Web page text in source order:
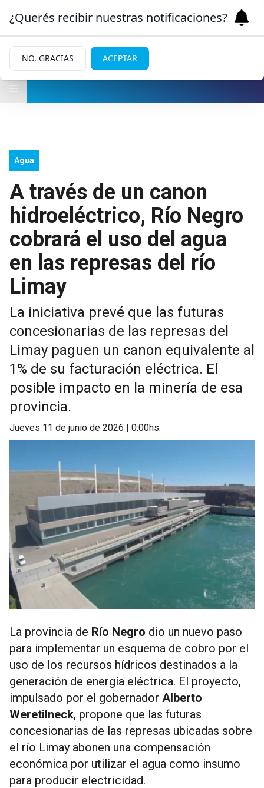
Agua
A través de un canon
hidroeléctrico, Río Negro
cobrará el uso del agua
en las represas del río
Limay
La iniciativa prevé que las futuras
concesionarias de las represas del
Limay paguen un canon equivalente al
1% de su facturación eléctrica. El
posible impacto en la minería de esa
provincia.
jueves 11 de junio de 2026 | 0:00hs.
La provincia de Río Negro dio un nuevo paso
para implementar un esquema de cobro por el
uso de los recursos hídricos destinados a la
generación de energía eléctrica. El proyecto,
impulsado por el gobernador Alberto
Weretilneck, propone que las futuras
concesionarias de las represas ubicadas sobre
el río Limay abonen una compensación
económica por utilizar el agua como insumo
para producir electricidad.
¿Querés recibir nuestras notificaciones?
NO, GRACIAS ACEPTAR